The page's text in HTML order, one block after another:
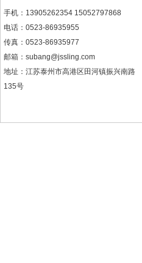
手机：13905262354 15052797868
电话：0523-86935955
传真：0523-86935977
邮箱： subang@jssling.com
地址：江苏泰州市高港区田河镇振兴南路
135号